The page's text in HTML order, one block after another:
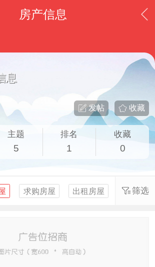
房产信息
息
收藏
发帖
主题
5
排名
1
收藏
0
求购房屋 出租房屋 求租房屋
筛选